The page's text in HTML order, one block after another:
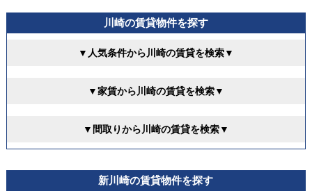
川崎の賃貸物件を探す
▼人気条件から川崎の賃貸を検索▼
▼家賃から川崎の賃貸を検索▼
▼間取りから川崎の賃貸を検索▼
新川崎の賃貸物件を探す